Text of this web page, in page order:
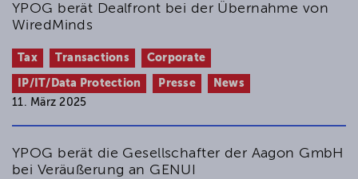
YPOG berät Dealfront bei der Übernahme von
WiredMinds
Tax Transactions Corporate
IP/IT/Data Protection Presse
News
11. März 2025
YPOG berät die Gesellschafter der Aagon GmbH
bei Veräußerung an GENUI